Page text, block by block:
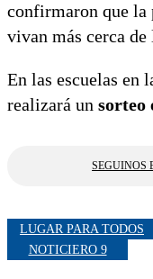
confirmaron que la
vivan más cerca
En las escuelas en
realizará un sorteo
SEGUINOS
LUGAR PARA TODOS
NOTICIERO 9